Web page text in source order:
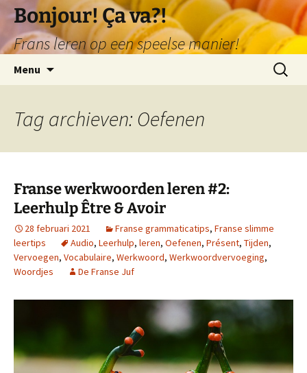
naar
de
inhoud
Bonjour! Ça va?!
Frans leren op een speelse manier!
Menu
Zoeken
naar:
Tag archieven: Oefenen
Franse werkwoorden leren #2:
Leerhulp Être & Avoir
28 februari 2021 Franse grammaticatips, Franse slimme
leertips
Audio, Leerhulp, leren, Oefenen, Présent, Tijden,
Vervoegen, Vocabulaire, Werkwoord, Werkwoordvervoeging,
Woordjes
De Franse Juf